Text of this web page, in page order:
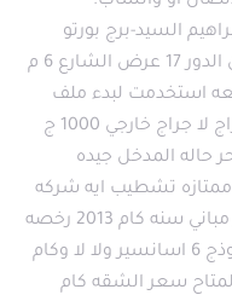
عنوانها بالتفصيل 1ش إبراهيم السيد-برج بورتو
ميامي المساحه 85 م كام غرفه غرفتين الدور 17 عرض الشارع 6 م
شقه 4 شقق وديعه استخدمت لبدء ملف
التصالح نموذج 6 جديه تصالح باكيه جراج لا جراج خارجي 1000 ج
حاله المدخل جيده
مضاءه وكاميرات حاله البرج بناء 2013 ممتازه تشطيب ايه شركه
عباد الرحمن 2014 البرج كام دور 22 دور مباني سنه كام 2013 رخصه
بناء 11 دور رخصه ولا تصالح تصالح نموذج 6 اسانسير ولا لا وكام
المتاح سعر الشقه كام